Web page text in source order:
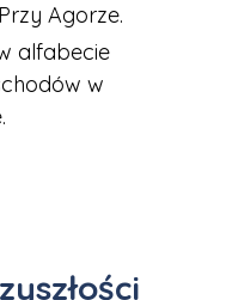
Agorze.
alfabecie
w